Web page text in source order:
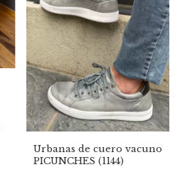
Urbanas de cuero vacuno
PICUNCHES (1144)